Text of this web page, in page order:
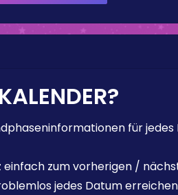
für jedes
zum vorherigen /
jedes Datum